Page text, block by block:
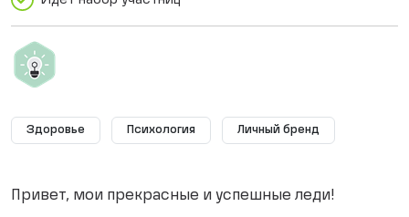
Здоровье Психология Личный бренд
Привет, мои прекрасные и успешные леди!